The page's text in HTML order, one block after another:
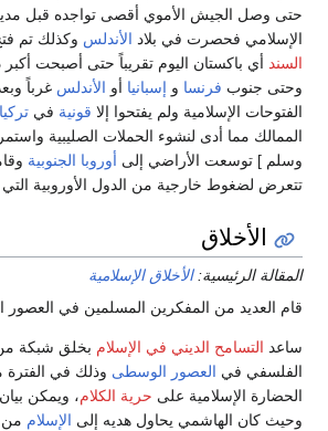
حتى وصل الجيش الأموي أقصى تواجده قبل
الإسلامي فحصرت في بلاد الأندلس وكذلك تم
السند أي باكستان اليوم تقريباً حتى أصبحت
وحتى جنوب فرنسا و إسبانيا أو الأندلس غرباً
الفتوحات الإسلامية ولم يفتحوا إلا قونية في تركيا
الممالك مما أدى لنشوء الحملات الصليبية
وسلم ] توسعت الأراضي إلى أوروبا الجنوبية
تتعرض لضغوط خارجية من الدول الأوروبية التي
الأخلاق
المقالة الرئيسية:الأخلاق الإسلامية
قام العديد من المفكرين المسلمين في
ساعد التسامح الديني في الإسلام بخلق شبكة
الفلسفي في العصور الوسطى وذلك في الفترة
الحضارة الإسلامية على حرية الكلام، ويمكن
وحيث كان الهاشمي يحاول هديه إلى الإسلام من